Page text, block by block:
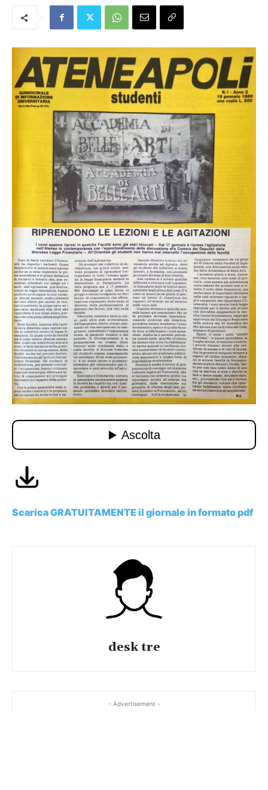
Scarica GRATUITAMENTE il giornale in formato pdf
desk tre
- Advertisement -